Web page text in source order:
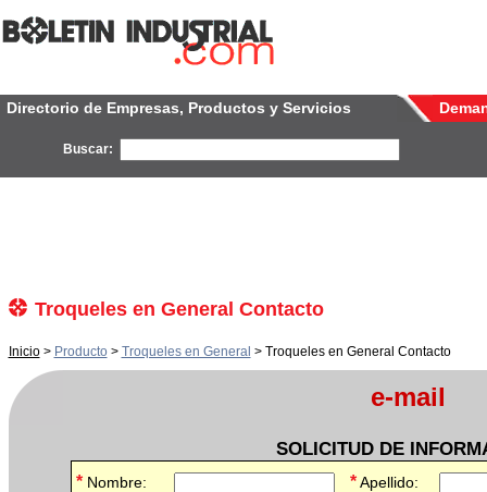
Directorio de Empresas, Productos y Servicios
Buscar:
Troqueles en General Contacto
Inicio> Producto> Troqueles en General > Troqueles en General Contacto
e-mail
SOLICITUD DE
* Nombre: *Apellido: